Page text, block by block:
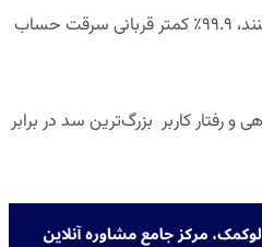
| کاربرانی که از 2FA استفاده می‌کنند، ۹۹.۹٪ کمتر قربانی سرقت حساب
رفتار کاربر بزرگ‌ترین سد در برابر